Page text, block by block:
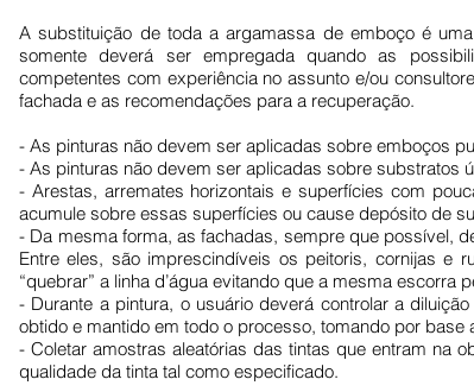
A substituição de toda a argamassa de emboço é
somente deverá ser empregada quando as
competentes com experiência no assunto e/ou
fachada e as recomendações para a recuperação.
- As pinturas não devem ser aplicadas sobre emboços
- As pinturas não devem ser aplicadas sobre substratos
- Arestas, arremates horizontais e superfícies com
acumule sobre essas superfícies ou cause depósito de
- Da mesma forma, as fachadas, sempre que possível,
Entre eles, são imprescindíveis os peitoris, cornijas e
“quebrar” a linha d’água evitando que a mesma escorra
- Durante a pintura, o usuário deverá controlar a
obtido e mantido em todo o processo, tomando por base
- Coletar amostras aleatórias das tintas que entram na
qualidade da tinta tal como especificado.